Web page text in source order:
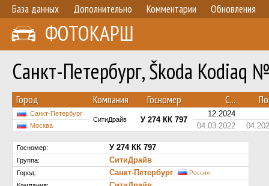
База данных Дополнительно Комментарии Обновления
ФОТОКАРШ
Санкт-Петербург, Škoda
Город Компания Госномер С...
Санкт-Петербург
СитиДрайв
У 274 КК 797
12.2024
Москва 04.03.2022
Госномер: У 274 КК 797
Группа: СитиДрайв
Город: Санкт-Петербург Россия